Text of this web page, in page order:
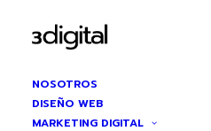
NOSOTROS
DISEÑO WEB
MARKETING DIGITAL